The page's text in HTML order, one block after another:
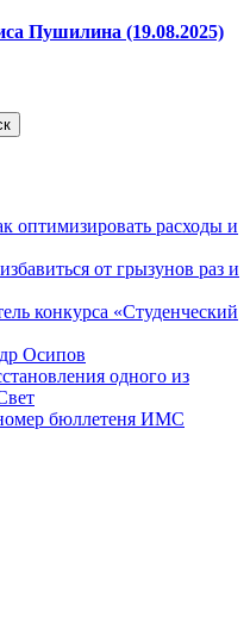
Пушилина (19.08.2025)
оптимизировать расходы и
от грызунов раз и
конкурса «Студенческий
Осипов
одного из
бюллетеня ИМС